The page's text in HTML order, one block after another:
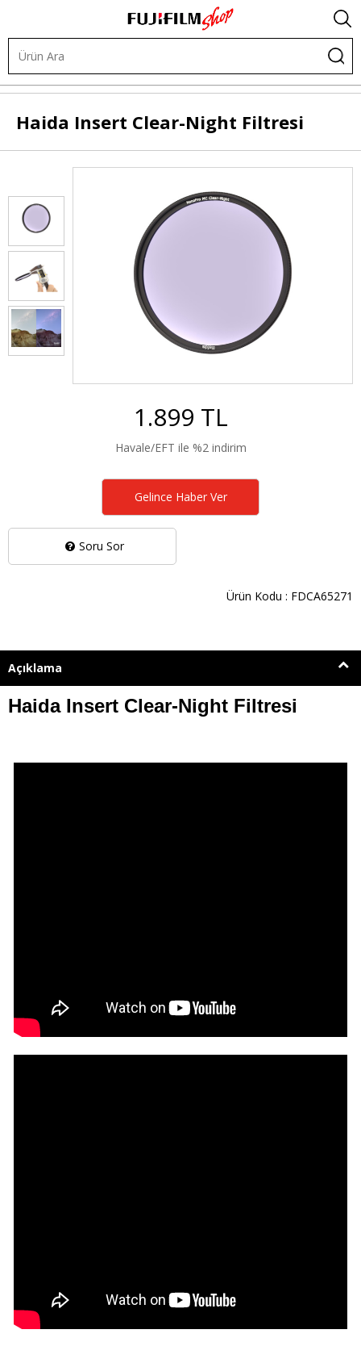
Haida Insert Clear-Night Filtresi
Soru Sor
1.899 TL
Havale/EFT ile %2 indirim
Ürün Kodu : FDCA65271
Gelince Haber Ver
Açıklama
Haida Insert Clear-Night Filtresi